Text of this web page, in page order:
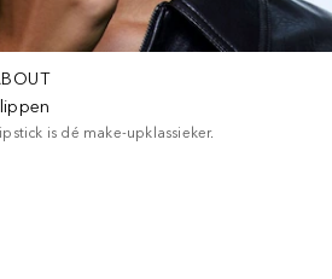
is dé make-upklassieker.